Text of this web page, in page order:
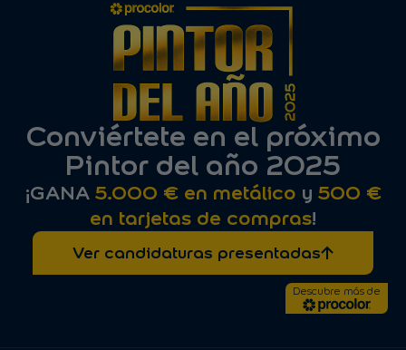
Conviértete en el próximo
Pintor del año 2025
¡GANA 5.000 € en metálico y 500 €
en tarjetas de compras!
Ver candidaturas presentadas
Descubre más de